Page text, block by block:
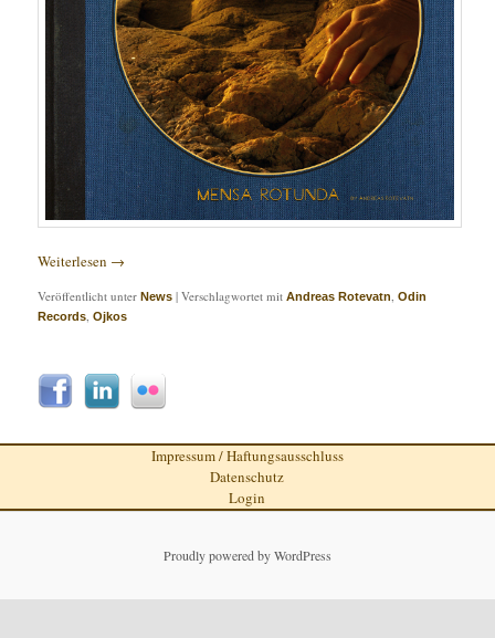
Weiterlesen →
Veröffentlicht unter News |Verschlagwortet mit Andreas Rotevatn,Odin
Records,Ojkos
Impressum / Haftungsausschluss
Datenschutz
Login
Proudly powered by WordPress